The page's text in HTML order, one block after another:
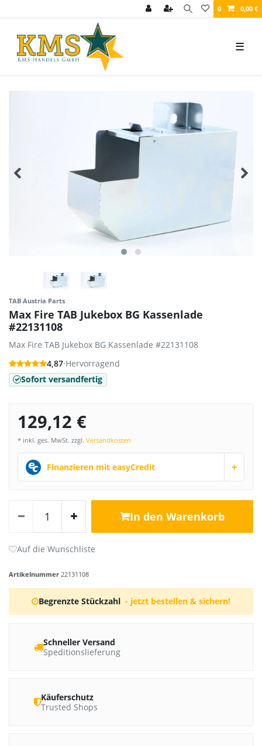
0 0,00 €
☰
TAB Austria Parts
Max Fire TAB Jukebox BG Kassenlade
#22131108
Max Fire TAB Jukebox BG Kassenlade #22131108
4,87·Hervorragend
Sofort versandfertig
129,12 €
* inkl. ges. MwSt. zzgl. Versandkosten
Finanzieren mit easyCredit +
In den Warenkorb
Artikelnummer 22131108
Begrenzte Stückzahl - jetzt bestellen & sichern!
Schneller Versand
Speditionslieferung
Käuferschutz
Trusted Shops